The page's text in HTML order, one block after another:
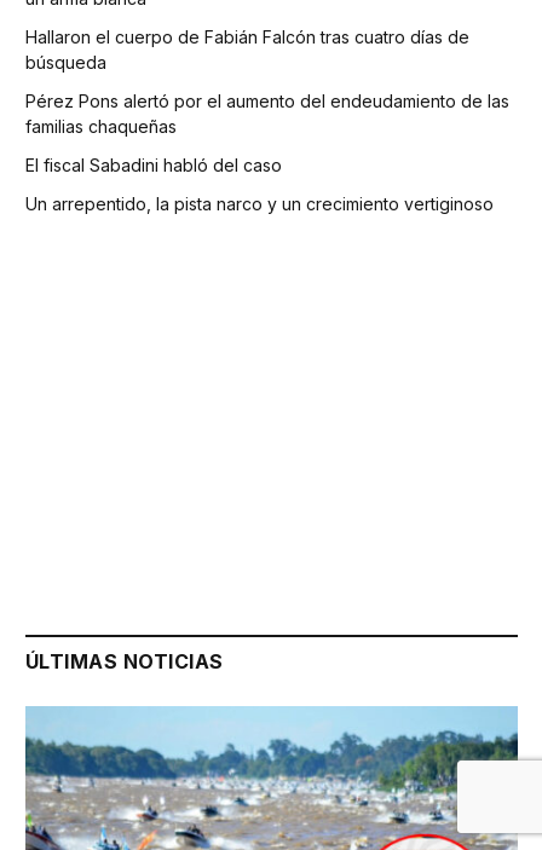
Hallaron el cuerpo de Fabián Falcón tras cuatro días de
búsqueda
Pérez Pons alertó por el aumento del endeudamiento de las
familias chaqueñas
El fiscal Sabadini habló del caso
Un arrepentido, la pista narco y un crecimiento vertiginoso
ÚLTIMAS NOTICIAS